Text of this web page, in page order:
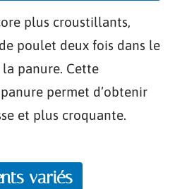
plus croustillants,
poulet deux fois dans le
panure. Cette
permet d’obtenir
et plus croquante.
variés